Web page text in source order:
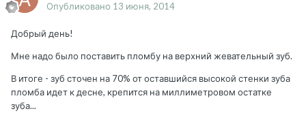
Опубликовано 13 июня, 2014
Добрый день!
Мне надо было поставить пломбу на верхний жевательный зуб.
В итоге - зуб сточен на 70% от оставшийся высокой стенки зуба
пломба идет к десне, крепится на миллиметровом остатке
зуба...